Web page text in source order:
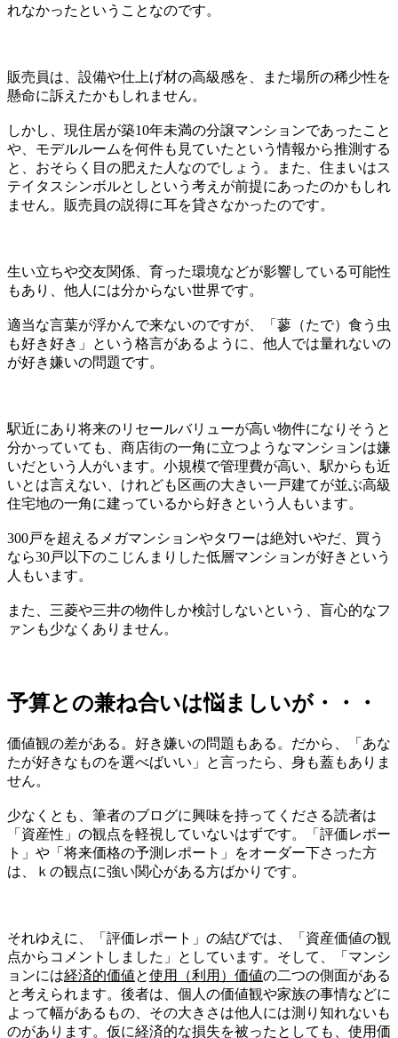
れなかったということなのです。
販売員は、設備や仕上げ材の高級感を、また場所の稀少性を
懸命に訴えたかもしれません。
しかし、現住居が築10年未満の分譲マンションであったこと
や、モデルルームを何件も見ていたという情報から推測する
と、おそらく目の肥えた人なのでしょう。また、住まいはス
テイタスシンボルとしという考えが前提にあったのかもしれ
ません。販売員の説得に耳を貸さなかったのです。
生い立ちや交友関係、育った環境などが影響している可能性
もあり、他人には分からない世界です。
適当な言葉が浮かんで来ないのですが、「蓼（たで）食う虫
も好き好き」という格言があるように、他人では量れないの
が好き嫌いの問題です。
駅近にあり将来のリセールバリューが高い物件になりそうと
分かっていても、商店街の一角に立つようなマンションは嫌
いだという人がいます。小規模で管理費が高い、駅からも近
いとは言えない、けれども区画の大きい一戸建てが並ぶ高級
住宅地の一角に建っているから好きという人もいます。
300戸を超えるメガマンションやタワーは絶対いやだ、買う
なら30戸以下のこじんまりした低層マンションが好きという
人もいます。
また、三菱や三井の物件しか検討しないという、盲心的なフ
ァンも少なくありません。
予算との兼ね合いは悩ましいが・・・
価値観の差がある。好き嫌いの問題もある。だから、「あな
たが好きなものを選べばいい」と言ったら、身も蓋もありま
せん。
少なくとも、筆者のブログに興味を持ってくださる読者は
「資産性」の観点を軽視していないはずです。「評価レポー
ト」や「将来価格の予測レポート」をオーダー下さった方
は、ｋの観点に強い関心がある方ばかりです。
それゆえに、「評価レポート」の結びでは、「資産価値の観
点からコメントしました」としています。そして、「マンシ
ョンには経済的価値と使用（利用）価値の二つの側面がある
と考えられます。後者は、個人の価値観や家族の事情などに
よって幅があるもの、その大きさは他人には測り知れないも
のがあります。仮に経済的な損失を被ったとしても、使用価